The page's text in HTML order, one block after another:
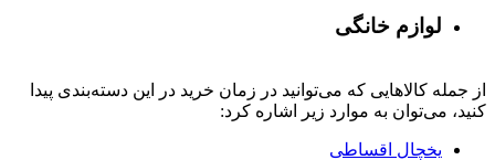
لوازم خانگی
از جمله کالاهایی که می‌توانید در زمان خرید در این دسته‌بندی پیدا
کنید، می‌توان به موارد زیر اشاره کرد:
یخچال اقساطی